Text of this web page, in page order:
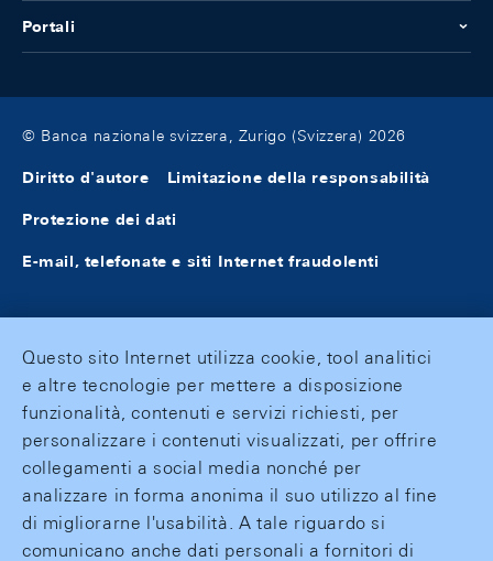
Portali
© Banca nazionale svizzera, Zurigo (Svizzera) 2026
Diritto d'autore Limitazione della responsabilità
Protezione dei dati
E-mail, telefonate e siti Internet fraudolenti
Questo sito Internet utilizza cookie, tool analitici
e altre tecnologie per mettere a disposizione
funzionalità, contenuti e servizi richiesti, per
personalizzare i contenuti visualizzati, per offrire
collegamenti a social media nonché per
analizzare in forma anonima il suo utilizzo al fine
di migliorarne l'usabilità. A tale riguardo si
comunicano anche dati personali a fornitori di